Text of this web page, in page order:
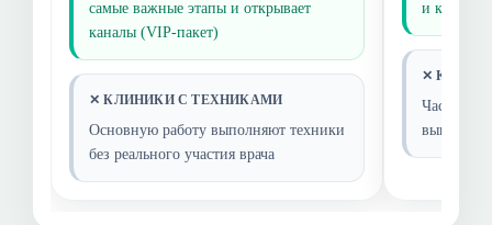
самые важные этапы и открывает
каналы (VIP-пакет)
✕ КЛИНИКИ С ТЕХНИКАМИ
Основную работу выполняют техники
без реального участия врача
и
✕
Часто